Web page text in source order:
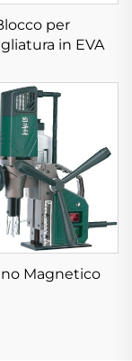
per
in EVA
Magnetico